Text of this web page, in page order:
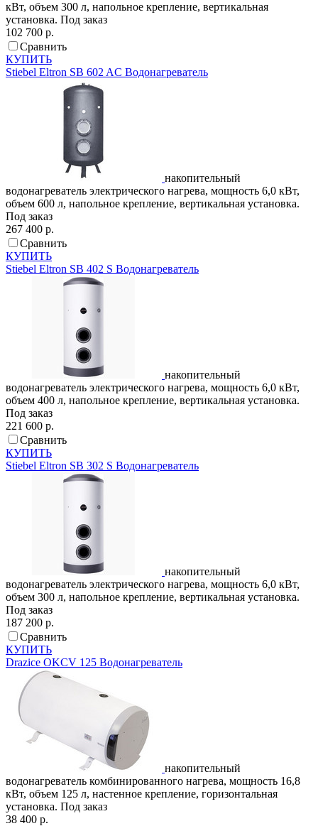
кВт, объем 300 л, напольное крепление, вертикальная
установка. Под заказ
102 700 р.
Сравнить
КУПИТЬ
Stiebel Eltron SB 602 AC Водонагреватель
накопительный
водонагреватель электрического нагрева, мощность 6,0 кВт,
объем 600 л, напольное крепление, вертикальная установка.
Под заказ
267 400 р.
Сравнить
КУПИТЬ
Stiebel Eltron SB 402 S Водонагреватель
накопительный
водонагреватель электрического нагрева, мощность 6,0 кВт,
объем 400 л, напольное крепление, вертикальная установка.
Под заказ
221 600 р.
Сравнить
КУПИТЬ
Stiebel Eltron SB 302 S Водонагреватель
накопительный
водонагреватель электрического нагрева, мощность 6,0 кВт,
объем 300 л, напольное крепление, вертикальная установка.
Под заказ
187 200 р.
Сравнить
КУПИТЬ
Drazice OKCV 125 Водонагреватель
накопительный
водонагреватель комбинированного нагрева, мощность 16,8
кВт, объем 125 л, настенное крепление, горизонтальная
установка. Под заказ
38 400 р.